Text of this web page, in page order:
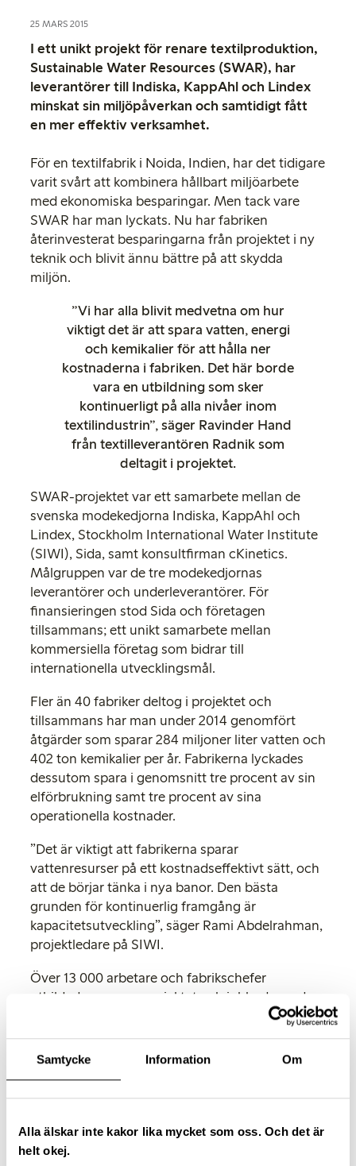
Samtycke Information Om
Alla älskar inte kakor lika mycket som oss. Och det är
helt okej.
25 MARS 2015
I ett unikt projekt för renare textilproduktion,
Sustainable Water Resources (SWAR), har
leverantörer till Indiska, KappAhl och Lindex
minskat sin miljöpåverkan och samtidigt fått
en mer effektiv verksamhet.
För en textilfabrik i Noida, Indien, har det tidigare
varit svårt att kombinera hållbart miljöarbete
med ekonomiska besparingar. Men tack vare
SWAR har man lyckats. Nu har fabriken
återinvesterat besparingarna från projektet i ny
teknik och blivit ännu bättre på att skydda
miljön.
”Vi har alla blivit medvetna om hur
viktigt det är att spara vatten, energi
och kemikalier för att hålla ner
kostnaderna i fabriken. Det här borde
vara en utbildning som sker
kontinuerligt på alla nivåer inom
textilindustrin”, säger Ravinder Hand
från textilleverantören Radnik som
deltagit i projektet.
SWAR-projektet var ett samarbete mellan de
svenska modekedjorna Indiska, KappAhl och
Lindex, Stockholm International Water Institute
(SIWI), Sida, samt konsultfirman cKinetics.
Målgruppen var de tre modekedjornas
leverantörer och underleverantörer. För
finansieringen stod Sida och företagen
tillsammans; ett unikt samarbete mellan
kommersiella företag som bidrar till
internationella utvecklingsmål.
Fler än 40 fabriker deltog i projektet och
tillsammans har man under 2014 genomfört
åtgärder som sparar 284 miljoner liter vatten och
402 ton kemikalier per år. Fabrikerna lyckades
dessutom spara i genomsnitt tre procent av sin
elförbrukning samt tre procent av sina
operationella kostnader.
”Det är viktigt att fabrikerna sparar
vattenresurser på ett kostnadseffektivt sätt, och
att de börjar tänka i nya banor. Den bästa
grunden för kontinuerlig framgång är
kapacitetsutveckling”, säger Rami Abdelrahman,
projektledare på SIWI.
Över 13 000 arbetare och fabrikschefer
utbildades genom projektet och jobbade med
Indiens BNP och sysselsätter mer än 45 miljoner
allvarliga problem med utvecklingen på grund
att den ökande bristen på sötvatten.